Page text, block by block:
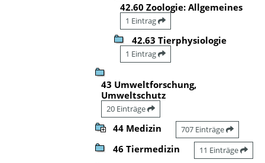
42.60 Zoologie: Allgemeines
1 Eintrag
42.63 Tierphysiologie
1 Eintrag
43 Umweltforschung,
Umweltschutz
20 Einträge
44 Medizin 707 Einträge
46 Tiermedizin 11 Einträge